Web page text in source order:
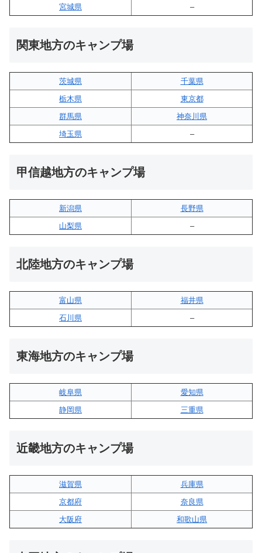
宮城県
–
関東地方のキャンプ場
茨城県
千葉県
栃木県
東京都
群馬県
神奈川県
埼玉県
–
甲信越地方のキャンプ場
新潟県
長野県
山梨県
–
北陸地方のキャンプ場
富山県
福井県
石川県
–
東海地方のキャンプ場
岐阜県
愛知県
静岡県
三重県
近畿地方のキャンプ場
滋賀県
兵庫県
京都府
奈良県
大阪府
和歌山県